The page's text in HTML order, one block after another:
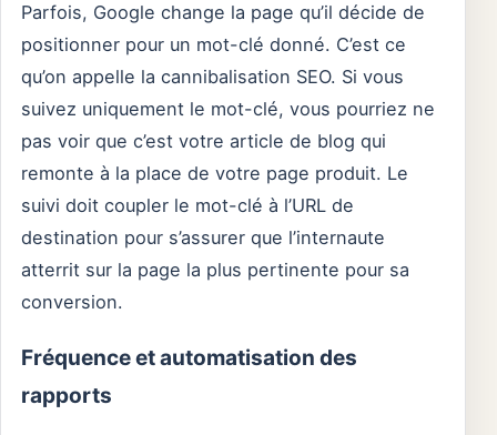
Parfois, Google change la page qu’il décide de
positionner pour un mot-clé donné. C’est ce
qu’on appelle la cannibalisation SEO. Si vous
suivez uniquement le mot-clé, vous pourriez ne
pas voir que c’est votre article de blog qui
remonte à la place de votre page produit. Le
suivi doit coupler le mot-clé à l’URL de
destination pour s’assurer que l’internaute
atterrit sur la page la plus pertinente pour sa
conversion.
Fréquence et automatisation des
rapports